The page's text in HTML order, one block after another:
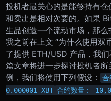
投机者最关心的是能够持有
和卖出是相对次要的。如果
生品创造一个流动市场，那么
我之前在上文 “为什么使用双
了提供 ETH/USD 产品，我
篇文章将进一步探讨投机者所
例，我们将使用下列假设：
合
0.000001 XBT 合约数量：